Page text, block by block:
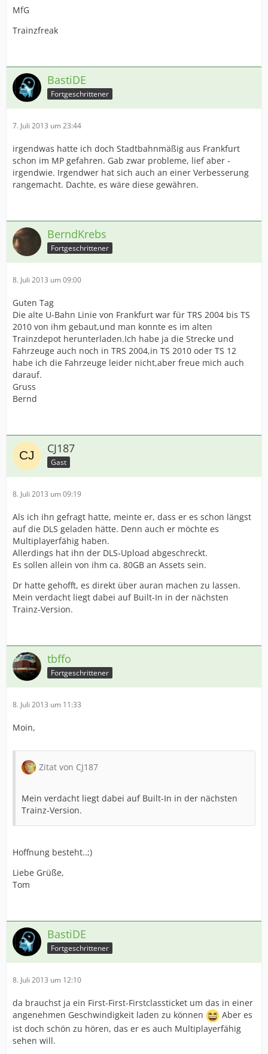
MfG
Trainzfreak
BastiDE
Fortgeschrittener
7. Juli 2013 um 23:44
irgendwas hatte ich doch Stadtbahnmäßig aus Frankfurt
schon im MP gefahren. Gab zwar probleme, lief aber -
irgendwie. Irgendwer hat sich auch an einer Verbesserung
rangemacht. Dachte, es wäre diese gewähren.
BerndKrebs
Fortgeschrittener
8. Juli 2013 um 09:00
Guten Tag
Die alte U-Bahn Linie von Frankfurt war für TRS 2004 bis TS
2010 von ihm gebaut,und man konnte es im alten
Trainzdepot herunterladen.Ich habe ja die Strecke und
Fahrzeuge auch noch in TRS 2004,in TS 2010 oder TS 12
habe ich die Fahrzeuge leider nicht,aber freue mich auch
darauf.
Gruss
Bernd
CJ187
Gast
8. Juli 2013 um 09:19
Als ich ihn gefragt hatte, meinte er, dass er es schon längst
auf die DLS geladen hätte. Denn auch er möchte es
Multiplayerfähig haben.
Allerdings hat ihn der DLS-Upload abgeschreckt.
Es sollen allein von ihm ca. 80GB an Assets sein.
Dr hatte gehofft, es direkt über auran machen zu lassen.
Mein verdacht liegt dabei auf Built-In in der nächsten
Trainz-Version.
tbffo
Fortgeschrittener
8. Juli 2013 um 11:33
Moin,
Zitat von CJ187
Mein verdacht liegt dabei auf Built-In in der nächsten
Trainz-Version.
Hoffnung besteht..;)
Liebe Grüße,
Tom
BastiDE
Fortgeschrittener
8. Juli 2013 um 12:10
da brauchst ja ein First-First-Firstclassticket um das in einer
angenehmen Geschwindigkeit laden zu können
Aber es
ist doch schön zu hören, das er es auch Multiplayerfähig
sehen will.